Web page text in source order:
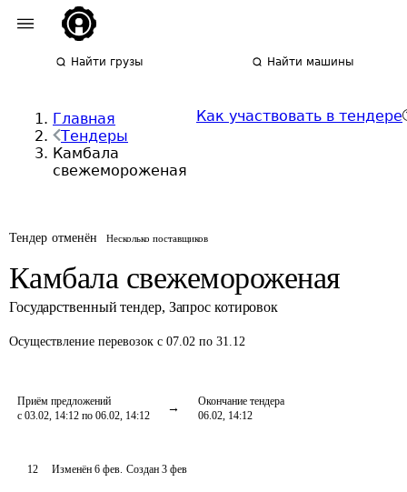
Найти грузы Найти машины
Главная
Тендеры
Камбала
свежемороженая
Как участвовать в тендере
Тендер отменён Несколько поставщиков
Камбала свежемороженая
Государственный тендер, Запрос котировок
Осуществление перевозок с 07.02 по 31.12
Приём предложений
с 03.02, 14:12 по 06.02, 14:12
Окончание тендера
06.02, 14:12
12 Изменён6 фев. Создан 3 фев